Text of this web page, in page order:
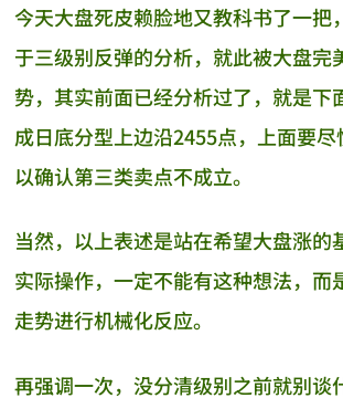
今天大盘死皮赖脸地又教科书了一把
于三级别反弹的分析，就此被大盘完
势，其实前面已经分析过了，就是下
成日底分型上边沿2455点，上面要
以确认第三类卖点不成立。
当然，以上表述是站在希望大盘涨的
实际操作，一定不能有这种想法，而
走势进行机械化反应。
再强调一次，没分清级别之前就别谈